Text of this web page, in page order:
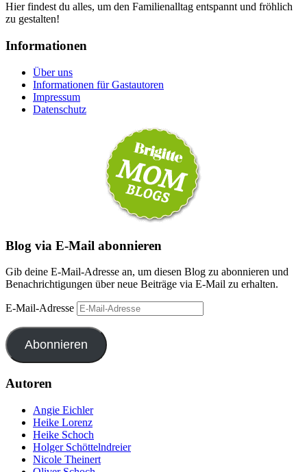
Hier findest du alles, um den Familienalltag entspannt und fröhlich
zu gestalten!
Informationen
Über uns
Informationen für Gastautoren
Impressum
Datenschutz
Blog via E-Mail abonnieren
Gib deine E-Mail-Adresse an, um diesen Blog zu abonnieren und
Benachrichtigungen über neue Beiträge via E-Mail zu erhalten.
E-Mail-Adresse
Abonnieren
Autoren
Angie Eichler
Heike Lorenz
Heike Schoch
Holger Schöttelndreier
Nicole Theinert